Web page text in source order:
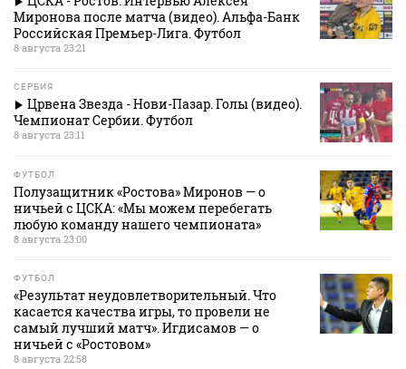
Миронова после матча (видео). Альфа-Банк
Российская Премьер-Лига. Футбол
8 августа 23:21
СЕРБИЯ
Црвена Звезда - Нови-Пазар. Голы (видео).
Чемпионат Сербии. Футбол
8 августа 23:11
ФУТБОЛ
Полузащитник «Ростова» Миронов — о
ничьей с ЦСКА: «Мы можем перебегать
любую команду нашего чемпионата»
8 августа 23:00
ФУТБОЛ
«Результат неудовлетворительный. Что
касается качества игры, то провели не
самый лучший матч». Игдисамов — о
ничьей с «Ростовом»
8 августа 22:58